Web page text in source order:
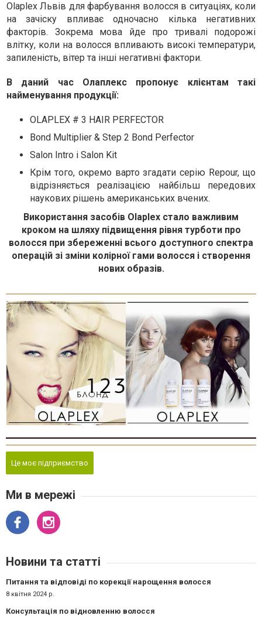
Olaplex Львів для фарбування волосся в ситуаціях, коли
на зачіску впливає одночасно кілька негативних
факторів. Зокрема мова йде про тривалі подорожі
влітку, коли на волосся впливають високі температури,
запиленість, вітер та інші негативні фактори.
В даний час Олаплекс пропонує клієнтам такі
найменування продукції:
OLAPLEX # 3 HAIR PERFECTOR
Bond Multiplier & Step 2 Bond Perfector
Salon Intro і Salon Kit
Крім того, окремо варто згадати серію Repour, що
відрізняється реалізацією найбільш передових
наукових рішень американських вчених.
Використання засобів Olaplex стало важливим
кроком на шляху підвищення рівня турботи про
волосся при збереженні всього доступного спектра
операцій зі зміни колірної гами волосся і створення
нових образів.
Це моє підприємство
Ми в мережі
Новини та статті
Питання та відповіді по корекції нарощення волосся
8 квітня 2024 р.
Консультація по відновленню волосся